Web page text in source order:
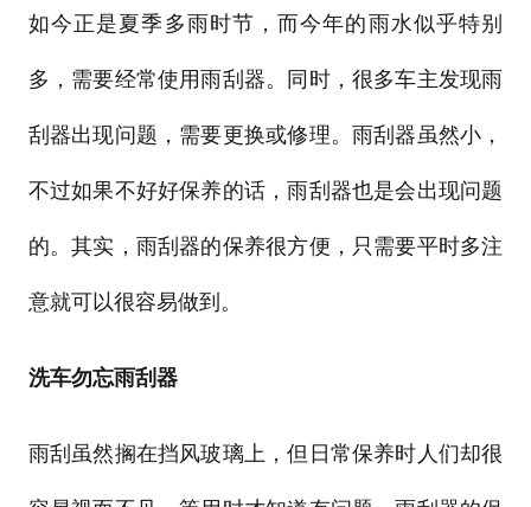
如今正是夏季多雨时节，而今年的雨水似乎特别
多，需要经常使用雨刮器。同时，很多车主发现雨
刮器出现问题，需要更换或修理。雨刮器虽然小，
不过如果不好好保养的话，雨刮器也是会出现问题
的。其实，雨刮器的保养很方便，只需要平时多注
意就可以很容易做到。
洗车勿忘雨刮器
雨刮虽然搁在挡风玻璃上，但日常保养时人们却很